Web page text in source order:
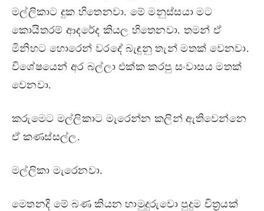
මල්ලිකාට දුක හිතෙනවා. මේ මනුස්සයා මට
කොයිතරම් ආදරේද කියල හිතෙනවා. තමන් ඒ
මිනිහට හොරෙන් වරදේ බැඳුනු තැන් මතක් වෙනවා.
විශේෂයෙන් අර බල්ලා එක්ක කරපු සංවාසය මතක්
වෙනවා.
කරුමෙට මල්ලිකාට මැරෙන්න කලින් ඇතිවෙන්නෙ
ඒ කණස්සල්ල.
මල්ලිකා මැරෙනවා.
මෙතනදි මේ බණ කියන හාමුදුරුවො පුදුම චිත්‍රයක්